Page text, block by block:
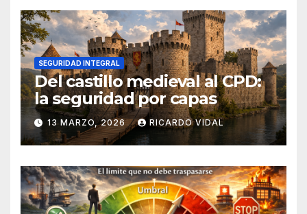
SEGURIDAD INTEGRAL
Del castillo medieval al CPD:
la seguridad por capas
13 MARZO, 2026 RICARDO VIDAL